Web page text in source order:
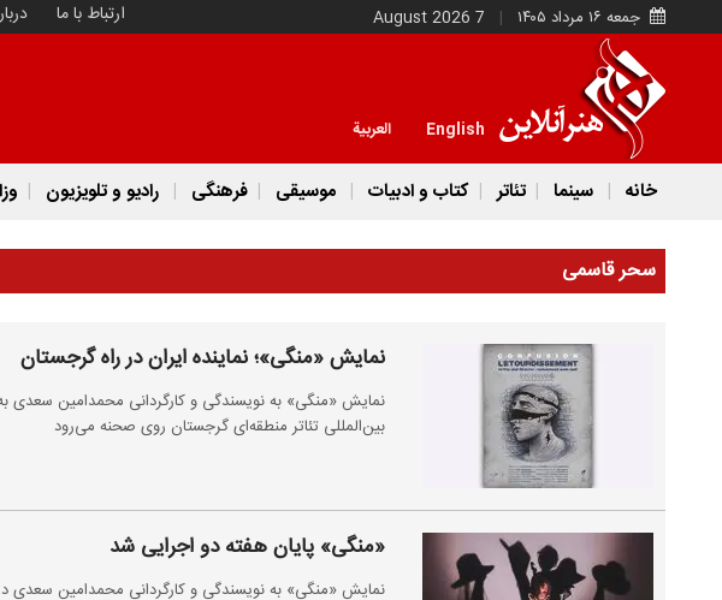
جمعه ۱۶ مرداد ۱۴۰۵ 7 August 2026 ارتباط با ما
English العربية
خانه سینما تئاتر کتاب و ادبیات موسیقی فرهنگی رادیو و تلویزیون
سحر قاسمی
نمایش «منگی»؛ نماینده ایران در راه گرجستان
نمایش «منگی» به نویسندگی و کارگردانی محمدامین سعدی
بین‌المللی تئاتر منطقه‌ای گرجستان روی صحنه می‌رود
«منگی» پایان هفته دو اجرایی شد